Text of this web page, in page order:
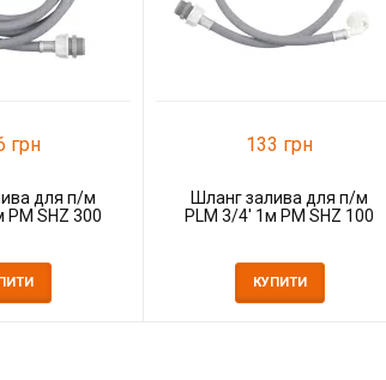
грн
для п/м
PM SHZ 300
133 грн
Шланг залива для п/м
PLM 3/4' 1м PM SHZ 100
КУПИТИ